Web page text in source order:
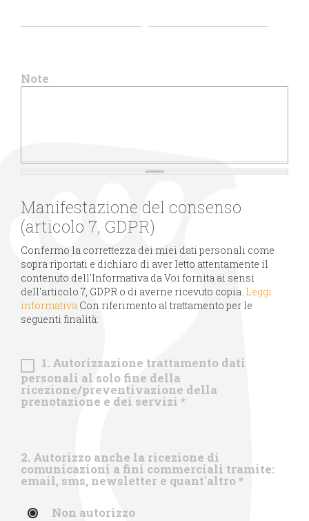
Note
Manifestazione del consenso
(articolo 7, GDPR)
Confermo la correttezza dei miei dati personali come
sopra riportati e dichiaro di aver letto attentamente il
contenuto dell'Informativa da Voi fornita ai sensi
dell'articolo 7, GDPR o di averne ricevuto copia. Leggi
informativa Con riferimento al trattamento per le
seguenti finalità:
1. Autorizzazione trattamento dati
personali al solo fine della
ricezione/preventivazione della
prenotazione e dei servizi *
2. Autorizzo anche la ricezione di
comunicazioni a fini commerciali tramite:
email, sms, newsletter e quant'altro *
Non autorizzo